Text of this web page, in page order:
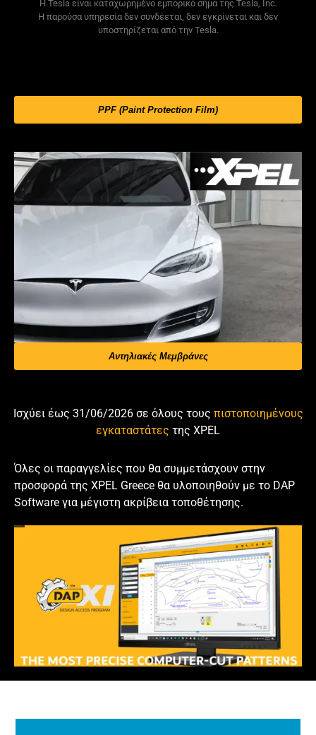
Η Tesla είναι καταχωρημένο εμπορικό σήμα της Tesla, Inc.
Η παρούσα υπηρεσία δεν συνδέεται, δεν εγκρίνεται και δεν
υποστηρίζεται από την Tesla.
PPF (Paint Protection Film)
Αντηλιακές Μεμβράνες
Ισχύει έως 31/06/2026 σε όλους τους πιστοποιημένους
εγκαταστάτες της XPEL
Όλες οι παραγγελίες που θα συμμετάσχουν στην
προσφορά της XPEL Greece θα υλοποιηθούν με το DAP
Software για μέγιστη ακρίβεια τοποθέτησης.